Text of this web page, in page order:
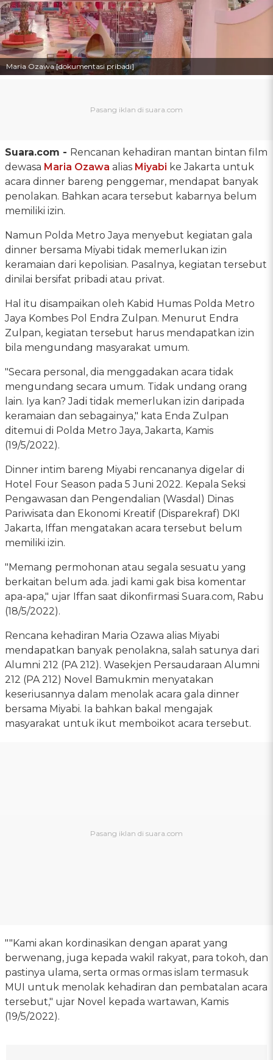
Maria Ozawa [dokumentasi pribadi]
Suara.com - Rencanan kehadiran mantan bintan film
dewasa Maria Ozawa alias Miyabi ke Jakarta untuk
acara dinner bareng penggemar, mendapat banyak
penolakan. Bahkan acara tersebut kabarnya belum
memiliki izin.
Namun Polda Metro Jaya menyebut kegiatan gala
dinner bersama Miyabi tidak memerlukan izin
keramaian dari kepolisian. Pasalnya, kegiatan tersebut
dinilai bersifat pribadi atau privat.
Hal itu disampaikan oleh Kabid Humas Polda Metro
Jaya Kombes Pol Endra Zulpan. Menurut Endra
Zulpan, kegiatan tersebut harus mendapatkan izin
bila mengundang masyarakat umum.
"Secara personal, dia menggadakan acara tidak
mengundang secara umum. Tidak undang orang
lain. Iya kan? Jadi tidak memerlukan izin daripada
keramaian dan sebagainya," kata Enda Zulpan
ditemui di Polda Metro Jaya, Jakarta, Kamis
(19/5/2022).
Dinner intim bareng Miyabi rencananya digelar di
Hotel Four Season pada 5 Juni 2022. Kepala Seksi
Pengawasan dan Pengendalian (Wasdal) Dinas
Pariwisata dan Ekonomi Kreatif (Disparekraf) DKI
Jakarta, Iffan mengatakan acara tersebut belum
memiliki izin.
"Memang permohonan atau segala sesuatu yang
berkaitan belum ada. jadi kami gak bisa komentar
apa-apa," ujar Iffan saat dikonfirmasi Suara.com, Rabu
(18/5/2022).
Rencana kehadiran Maria Ozawa alias Miyabi
mendapatkan banyak penolakna, salah satunya dari
Alumni 212 (PA 212). Wasekjen Persaudaraan Alumni
212 (PA 212) Novel Bamukmin menyatakan
keseriusannya dalam menolak acara gala dinner
bersama Miyabi. Ia bahkan bakal mengajak
masyarakat untuk ikut memboikot acara tersebut.
""Kami akan kordinasikan dengan aparat yang
berwenang, juga kepada wakil rakyat, para tokoh, dan
pastinya ulama, serta ormas ormas islam termasuk
MUI untuk menolak kehadiran dan pembatalan acara
tersebut," ujar Novel kepada wartawan, Kamis
(19/5/2022).